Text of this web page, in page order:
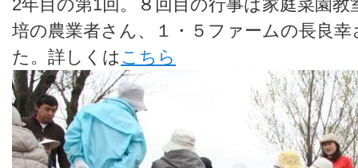
2年目の第1回。８回目の行事は家庭菜園
培の農業者さん、１・５ファームの長良
た。詳しくは こちら